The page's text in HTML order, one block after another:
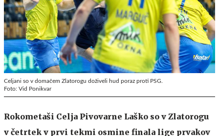
Celjani so v domačem Zlatorogu doživeli hud poraz proti PSG.
Foto: Vid Ponikvar
Rokometaši Celja Pivovarne Laško so v Zlatorogu
v četrtek v prvi tekmi osmine finala lige prvakov